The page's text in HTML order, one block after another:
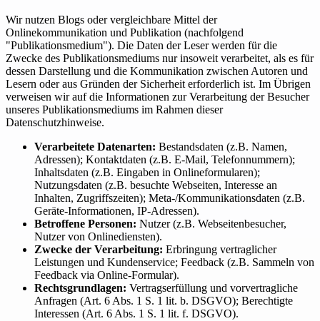
Wir nutzen Blogs oder vergleichbare Mittel der
Onlinekommunikation und Publikation (nachfolgend
"Publikationsmedium"). Die Daten der Leser werden für die
Zwecke des Publikationsmediums nur insoweit verarbeitet, als es für
dessen Darstellung und die Kommunikation zwischen Autoren und
Lesern oder aus Gründen der Sicherheit erforderlich ist. Im Übrigen
verweisen wir auf die Informationen zur Verarbeitung der Besucher
unseres Publikationsmediums im Rahmen dieser
Datenschutzhinweise.
Verarbeitete Datenarten: Bestandsdaten (z.B. Namen,
Adressen); Kontaktdaten (z.B. E-Mail, Telefonnummern);
Inhaltsdaten (z.B. Eingaben in Onlineformularen);
Nutzungsdaten (z.B. besuchte Webseiten, Interesse an
Inhalten, Zugriffszeiten); Meta-/Kommunikationsdaten (z.B.
Geräte-Informationen, IP-Adressen).
Betroffene Personen: Nutzer (z.B. Webseitenbesucher,
Nutzer von Onlinediensten).
Zwecke der Verarbeitung: Erbringung vertraglicher
Leistungen und Kundenservice; Feedback (z.B. Sammeln von
Feedback via Online-Formular).
Rechtsgrundlagen: Vertragserfüllung und vorvertragliche
Anfragen (Art. 6 Abs. 1 S. 1 lit. b. DSGVO); Berechtigte
Interessen (Art. 6 Abs. 1 S. 1 lit. f. DSGVO).